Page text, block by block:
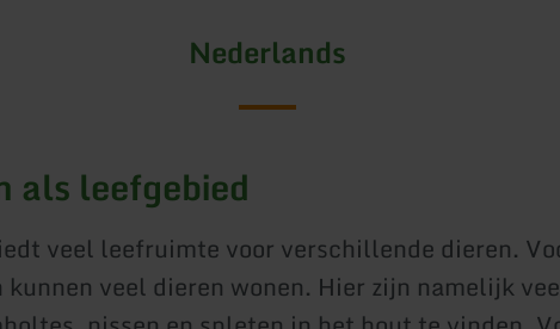
Nederlands
als leefgebied
veel leefruimte voor verschillende dieren.
kunnen veel dieren wonen. Hier zijn namelijk